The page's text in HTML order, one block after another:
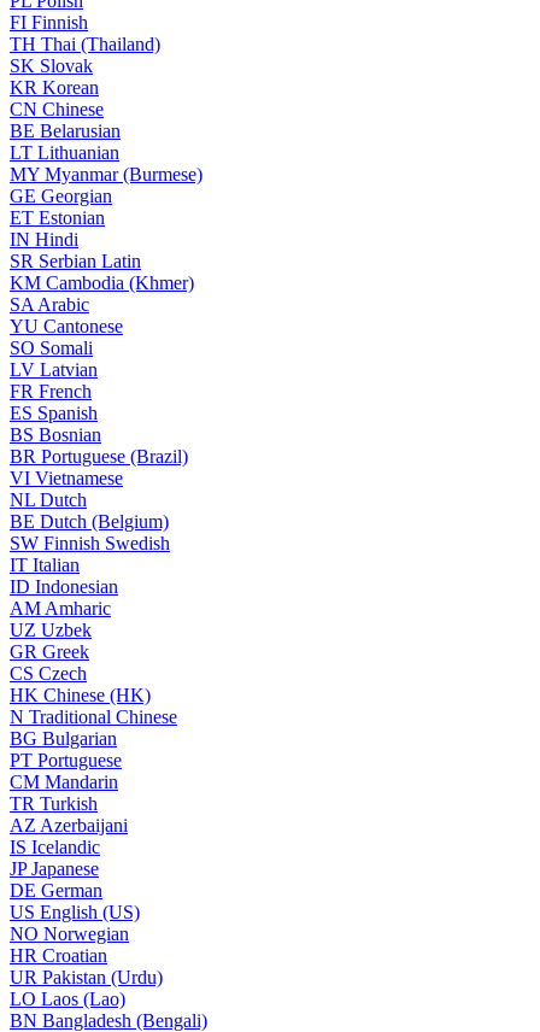
FI Finnish
TH Thai (Thailand)
SK Slovak
KR Korean
CN Chinese
BE Belarusian
LT Lithuanian
MY Myanmar (Burmese)
GE Georgian
ET Estonian
IN Hindi
SR Serbian Latin
KM Cambodia (Khmer)
SA Arabic
YU Cantonese
SO Somali
LV Latvian
FR French
ES Spanish
BS Bosnian
BR Portuguese (Brazil)
VI Vietnamese
NL Dutch
BE Dutch (Belgium)
SW Finnish Swedish
IT Italian
ID Indonesian
AM Amharic
UZ Uzbek
GR Greek
CS Czech
HK Chinese (HK)
N Traditional Chinese
BG Bulgarian
PT Portuguese
CM Mandarin
TR Turkish
AZ Azerbaijani
IS Icelandic
JPJapanese
DE German
US English (US)
NO Norwegian
HR Croatian
UR Pakistan (Urdu)
LO Laos (Lao)
BN Bangladesh (Bengali)